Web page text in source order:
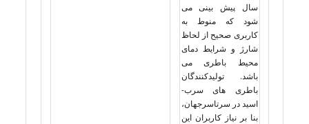
سال پیش بینی می
شود که منوط به
کاربری صحیح از لحاظ
شارژ و شرایط دمای
محیط باطری می
باشد. تولیدکنندگان
باطری های سرب-
اسید در سرتاسرجهان،
بنا بر نیاز کاربران این